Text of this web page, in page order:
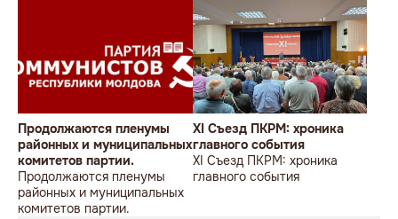
Продолжаются пленумы
районных и муниципальных
комитетов партии.
Продолжаются пленумы
районных и муниципальных
комитетов партии.
XI Съезд ПКРМ: хроника
главного события
XI Съезд ПКРМ: хроника
главного события